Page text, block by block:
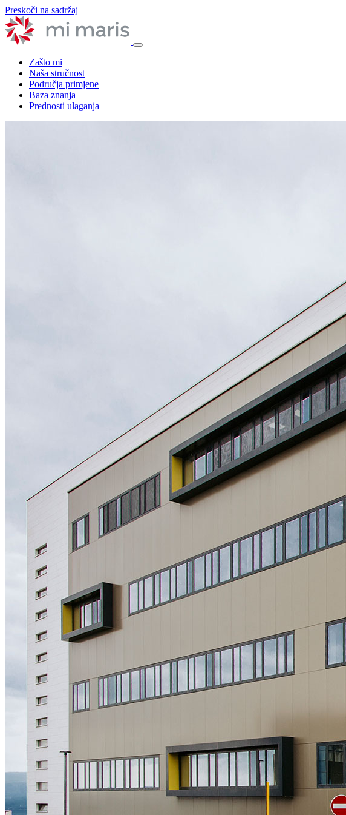
Preskoči na sadržaj
Zašto mi
Naša stručnost
Područja primjene
Baza znanja
Prednosti ulaganja